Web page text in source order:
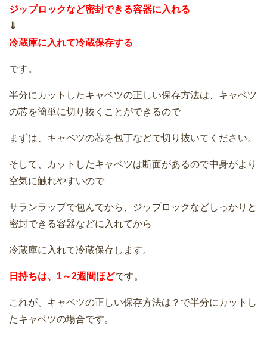
ジップロックなど密封できる容器に入れる
⇓
冷蔵庫に入れて冷蔵保存する
です。
半分にカットしたキャベツの正しい保存方法は、キャベツ
の芯を簡単に切り抜くことができるので
まずは、キャベツの芯を包丁などで切り抜いてください。
そして、カットしたキャベツは断面があるので中身がより
空気に触れやすいので
サランラップで包んでから、ジップロックなどしっかりと
密封できる容器などに入れてから
冷蔵庫に入れて冷蔵保存します。
日持ちは、1～2週間ほどです。
これが、キャベツの正しい保存方法は？で半分にカットし
たキャベツの場合です。